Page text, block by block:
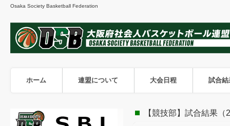
Osaka Society Basketball Federation
ホーム 連盟について 大会日程 試合結
【競技部】試合結果